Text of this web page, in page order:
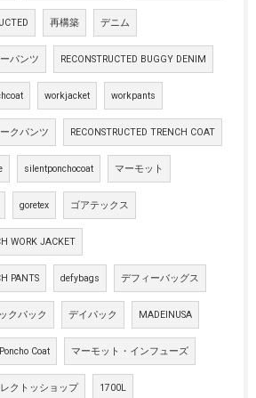
再構築 デニム
パンツ RECONSTRUCTED BUGGY DENIM
workjacket workpants
クパンツ RECONSTRUCTED TRENCH COAT
silentponchocoat マーモット
goretex ゴアテックス
WORK JACKET
PANTS defybags デフィーバッグス
クパック デイパック MADEINUSA
Coat マーモット・インフューズ
クトッショップ 1700L